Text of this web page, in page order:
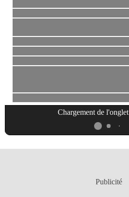
Chargement de l'onglet
Publicité